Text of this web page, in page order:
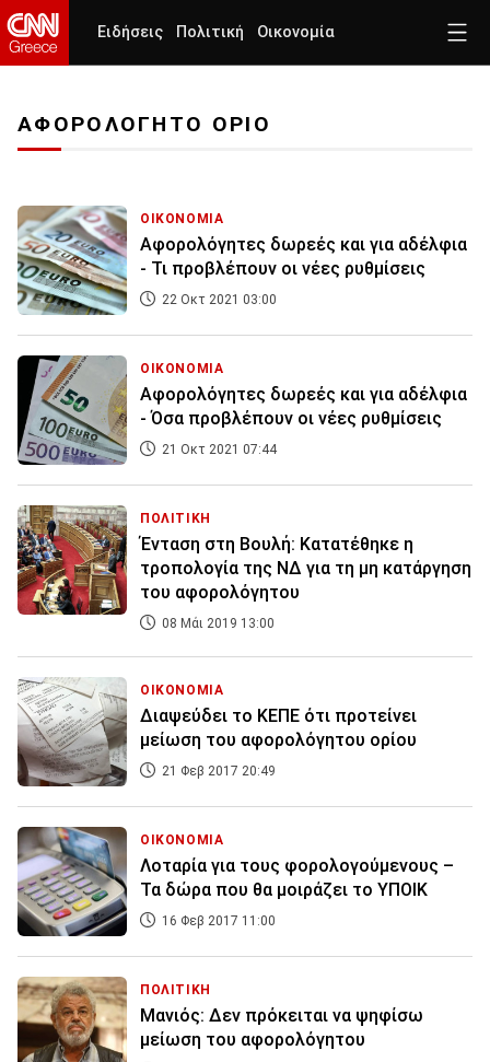
Ειδήσεις Πολιτική Οικονομία
ΑΦΟΡΟΛΟΓΗΤΟ ΟΡΙΟ
ΟΙΚΟΝΟΜΙΑ
Αφορολόγητες δωρεές και για αδέλφια
- Τι προβλέπουν οι νέες ρυθμίσεις
22 Οκτ 2021 03:00
ΟΙΚΟΝΟΜΙΑ
Αφορολόγητες δωρεές και για αδέλφια
- Όσα προβλέπουν οι νέες ρυθμίσεις
21 Οκτ 2021 07:44
ΠΟΛΙΤΙΚΗ
Ένταση στη Βουλή: Κατατέθηκε η
τροπολογία της ΝΔ για τη μη κατάργηση
του αφορολόγητου
08 Μάι 2019 13:00
ΟΙΚΟΝΟΜΙΑ
Διαψεύδει το ΚΕΠΕ ότι προτείνει
μείωση του αφορολόγητου ορίου
21 Φεβ 2017 20:49
ΟΙΚΟΝΟΜΙΑ
Λοταρία για τους φορολογούμενους –
Τα δώρα που θα μοιράζει το ΥΠΟΙΚ
16 Φεβ 2017 11:00
ΠΟΛΙΤΙΚΗ
Μανιός: Δεν πρόκειται να ψηφίσω
μείωση του αφορολόγητου